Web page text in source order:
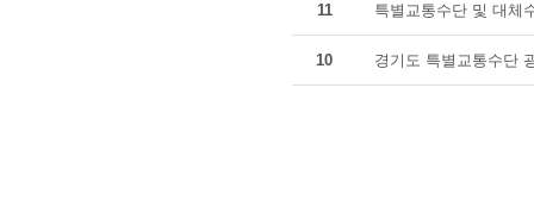
11 특별교통수단 및 대체
10 경기도 특별교통수단